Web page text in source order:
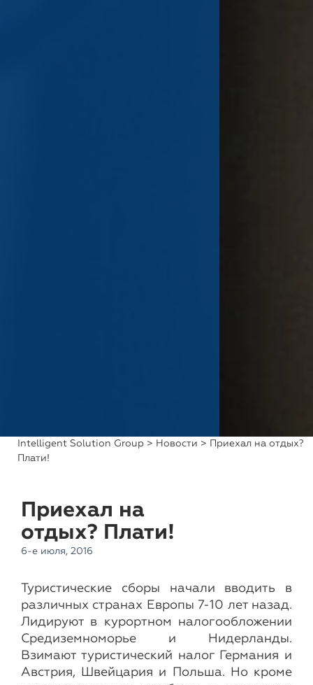
Intelligent Solution Group > Новости > Приехал на отдых?
Плати!
Приехал на
отдых? Плати!
6-е июля, 2016
Туристические сборы начали вводить в
различных странах Европы 7-10 лет назад.
Лидируют в курортном налогообложении
Средиземноморье и Нидерланды.
Взимают туристический налог Германия и
Австрия, Швейцария и Польша. Но кроме